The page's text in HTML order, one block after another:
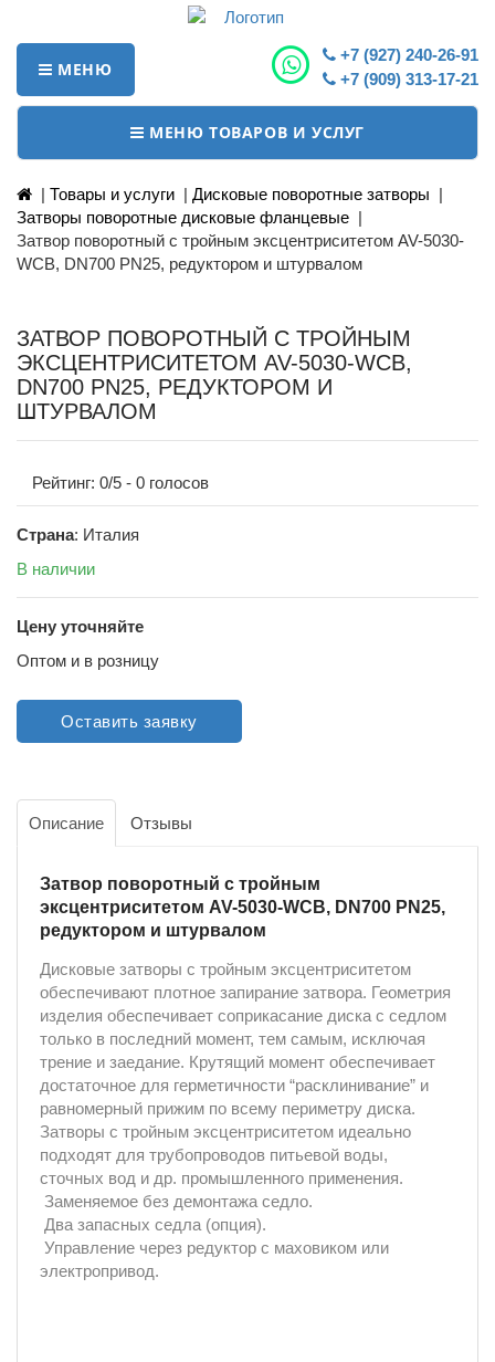
МЕНЮ
+7 (927) 240-26-91
+7 (909) 313-17-21
МЕНЮ ТОВАРОВ И УСЛУГ
| Товары и услуги | Дисковые поворотные затворы |
Затворы поворотные дисковые фланцевые |
Затвор поворотный с тройным эксцентриситетом AV-5030-
WCB, DN700 PN25, редуктором и штурвалом
ЗАТВОР ПОВОРОТНЫЙ С ТРОЙНЫМ
ЭКСЦЕНТРИСИТЕТОМ AV-5030-WCB,
DN700 PN25, РЕДУКТОРОМ И
ШТУРВАЛОМ
Рейтинг: 0/5 - 0 голосов
Страна: Италия
В наличии
Цену уточняйте
Оптом и в розницу
Оставить заявку
Описание Отзывы
Затвор поворотный с тройным
эксцентриситетом AV-5030-WCB, DN700 PN25,
редуктором и штурвалом
Дисковые затворы с тройным эксцентриситетом
обеспечивают плотное запирание затвора. Геометрия
изделия обеспечивает соприкасание диска с седлом
только в последний момент, тем самым, исключая
трение и заедание. Крутящий момент обеспечивает
достаточное для герметичности “расклинивание” и
равномерный прижим по всему периметру диска.
Затворы с тройным эксцентриситетом идеально
подходят для трубопроводов питьевой воды,
сточных вод и др. промышленного применения.
Заменяемое без демонтажа седло.
Два запасных седла (опция).
Управление через редуктор с маховиком или
электропривод.